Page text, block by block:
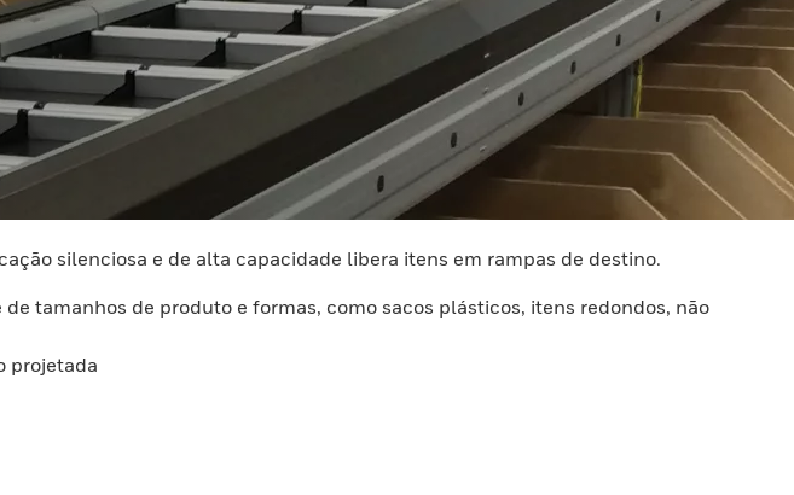
silenciosa e de alta capacidade libera itens em rampas de destino.
tamanhos de produto e formas, como sacos plásticos, itens redondos, não
projetada